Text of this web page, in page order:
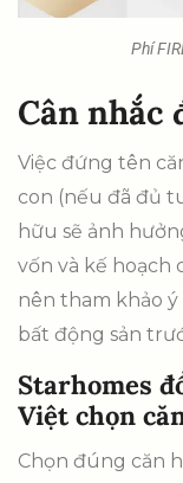
Phí
Cân nhắc
Việc đứng tên
con (nếu đã đủ
hữu sẽ ảnh
vốn và kế hoạch
nên tham khảo
bất động sản
Starhomes
Việt chọn
Chọn đúng căn